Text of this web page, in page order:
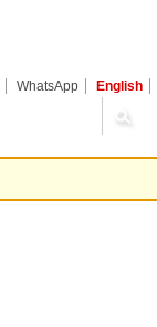
WhatsApp English